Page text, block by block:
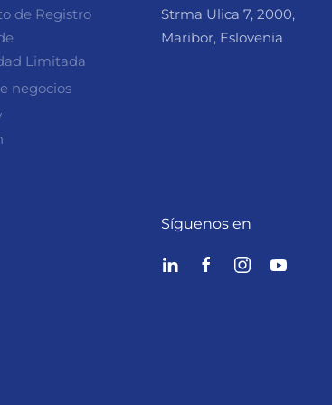
de Registro
Limitada
negocios
Strma Ulica 7, 2000,
Maribor, Eslovenia
Síguenos en